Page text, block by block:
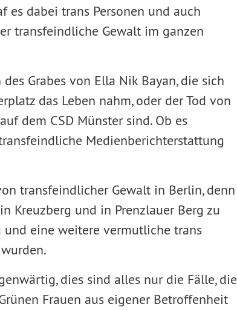
es dabei trans Personen und auch
transfeindliche Gewalt im ganzen
Grabes von Ella Nik Bayan, die sich
das Leben nahm, oder der Tod von
dem CSD Münster sind. Ob es
Medienberichterstattung
transfeindlicher Gewalt in Berlin, denn
Kreuzberg und in Prenzlauer Berg zu
und eine weitere vermutliche trans
dies sind alles nur die Fälle, die
Frauen aus eigener Betroffenheit